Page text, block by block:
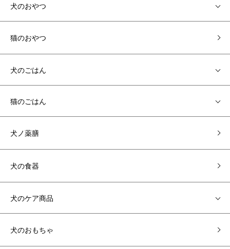
犬のおやつ
猫のおやつ
犬のごはん
猫のごはん
犬ノ薬膳
犬の食器
犬のケア商品
犬のおもちゃ